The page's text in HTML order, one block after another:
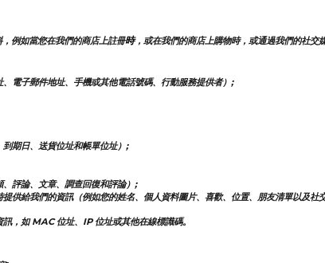
例如當您在我們的商店上註冊時，或在我們的商店上購物時，或通過我們的社交
電子郵件地址、手機或其他電話號碼、行動服務提供者）;
期日、送貨位址和帳單位址）;
評論、文章、調查回復和評論）;
供給我們的資訊（例如您的姓名、個人資料圖片、喜歡、位置、朋友清單以及
，如 MAC 位址、IP 位址或其他在線標識碼。